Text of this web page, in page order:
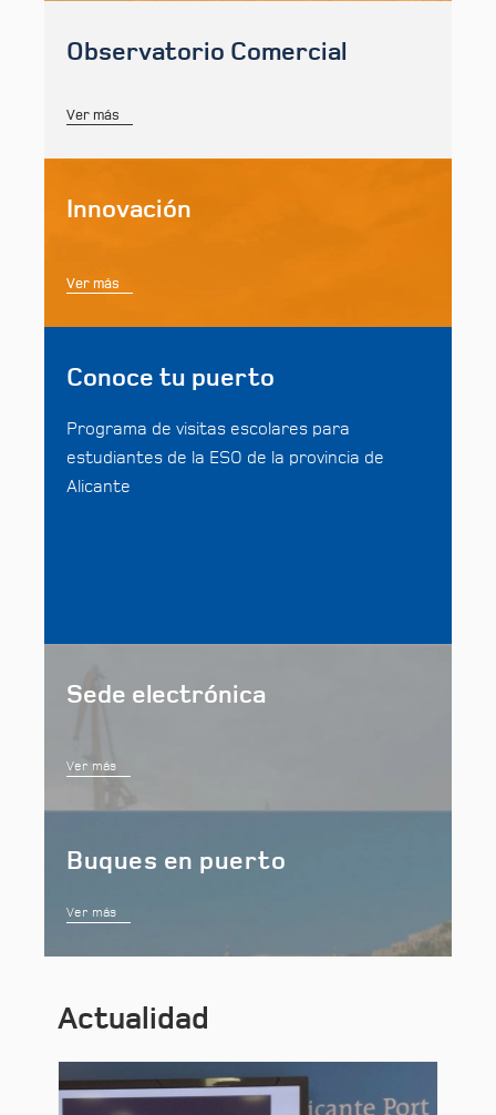
Observatorio Comercial
Ver más
Innovación
Ver más
Conoce tu puerto
Programa de visitas escolares para
estudiantes de la ESO de la provincia de
Alicante
Sede electrónica
Ver más
Buques en puerto
Ver más
Actualidad